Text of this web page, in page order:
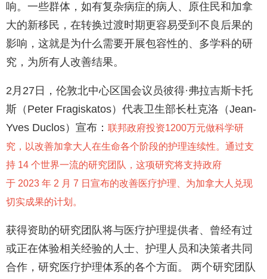
响。一些群体，如有复杂病症的病人、原住民和加拿
大的新移民，在转换过渡时期更容易受到不良后果的
影响，这就是为什么需要开展包容性的、多学科的研
究，为所有人改善结果。
2月27日，伦敦北中心区国会议员彼得·弗拉吉斯卡托
斯（Peter Fragiskatos）代表卫生部长杜克洛（Jean-
Yves Duclos）宣布：联邦政府投资1200万元做科学研
究，以改善加拿大人在生命各个阶段的护理连续性。通过支
持 14 个世界一流的研究团队，这项研究将支持政府
于 2023 年 2 月 7 日宣布的改善医疗护理、为加拿​​大人兑现
切实成果的计划。
获得资助的研究团队将与医疗护理提供者、曾经有过
或正在体验相关经验的人士、护理人员和决策者共同
合作，研究医疗护理体系的各个方面。 两个研究团队